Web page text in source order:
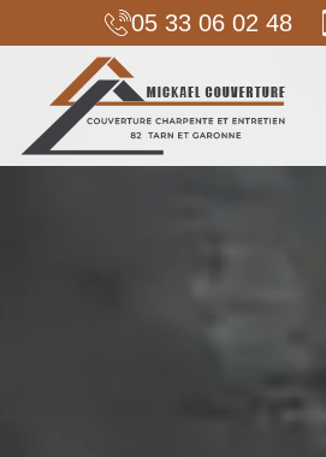
05 33 06 02 48